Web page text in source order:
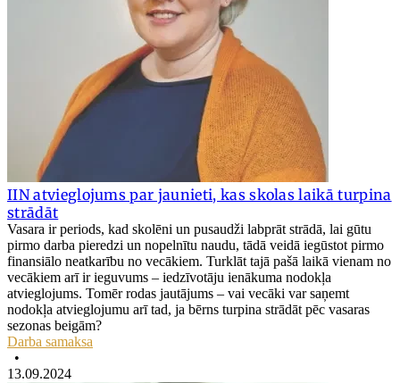
IIN atvieglojums par jaunieti, kas skolas laikā turpina
strādāt
Vasara ir periods, kad skolēni un pusaudži labprāt strādā, lai gūtu
pirmo darba pieredzi un nopelnītu naudu, tādā veidā iegūstot pirmo
finansiālo neatkarību no vecākiem. Turklāt tajā pašā laikā vienam no
vecākiem arī ir ieguvums – iedzīvotāju ienākuma nodokļa
atvieglojums. Tomēr rodas jautājums – vai vecāki var saņemt
nodokļa atvieglojumu arī tad, ja bērns turpina strādāt pēc vasaras
sezonas beigām?
Darba samaksa
•
13.09.2024